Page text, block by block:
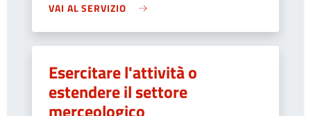
VAI AL SERVIZIO
Esercitare l'attività o
estendere il settore